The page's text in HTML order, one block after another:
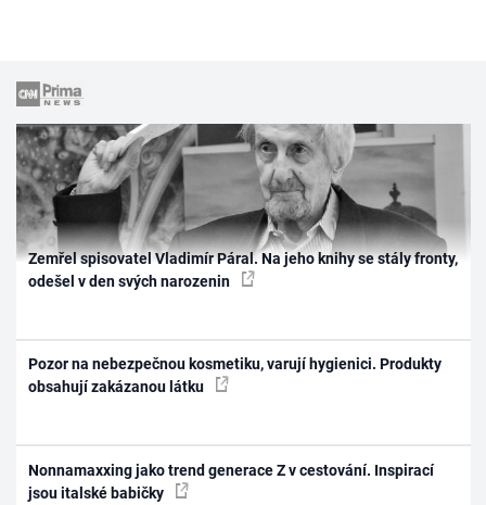
Zemřel spisovatel Vladimír Páral. Na jeho knihy se stály fronty,
odešel v den svých narozenin
Pozor na nebezpečnou kosmetiku, varují hygienici. Produkty
obsahují zakázanou látku
Nonnamaxxing jako trend generace Z v cestování. Inspirací
jsou italské babičky